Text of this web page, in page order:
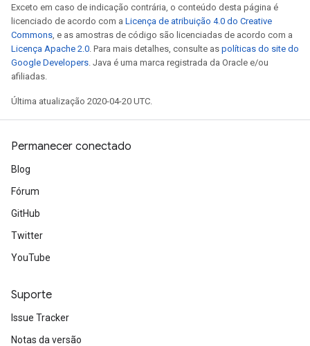
Exceto em caso de indicação contrária, o conteúdo desta página é
licenciado de acordo com a Licença de atribuição 4.0 do Creative
Commons, e as amostras de código são licenciadas de acordo com a
Licença Apache 2.0. Para mais detalhes, consulte as políticas do site do
Google Developers. Java é uma marca registrada da Oracle e/ou
afiliadas.
Última atualização 2020-04-20 UTC.
Permanecer conectado
Blog
Fórum
GitHub
Twitter
YouTube
Suporte
Issue Tracker
Notas da versão